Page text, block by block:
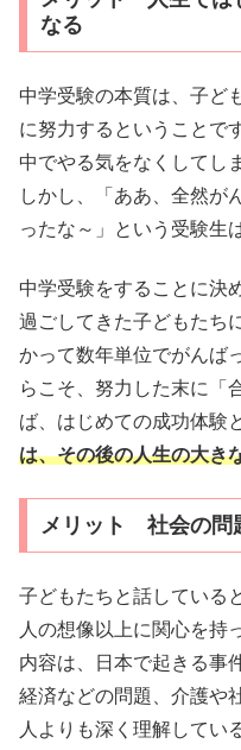
なる
中学受験の本質は、子ど
に努力するということで
中でやる気をなくしてし
しかし、「ああ、全然が
ったな～」という受験生
中学受験をすることに決
過ごしてきた子どもたち
かって数年単位でがんば
らこそ、努力した末に「
ば、はじめての成功体験
は、その後の人生の大き
メリット 社会の問
子どもたちと話している
人の想像以上に関心を持
内容は、日本で起きる事
経済などの問題、介護や
人よりも深く理解してい